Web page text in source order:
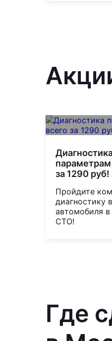
параметрам
за 1290 руб!
Пройдите
диагностику
автомобиля
СТО!
Где